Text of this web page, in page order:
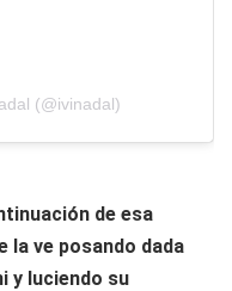
(@ivinadal)
de esa
la ve posando dada
y luciendo su